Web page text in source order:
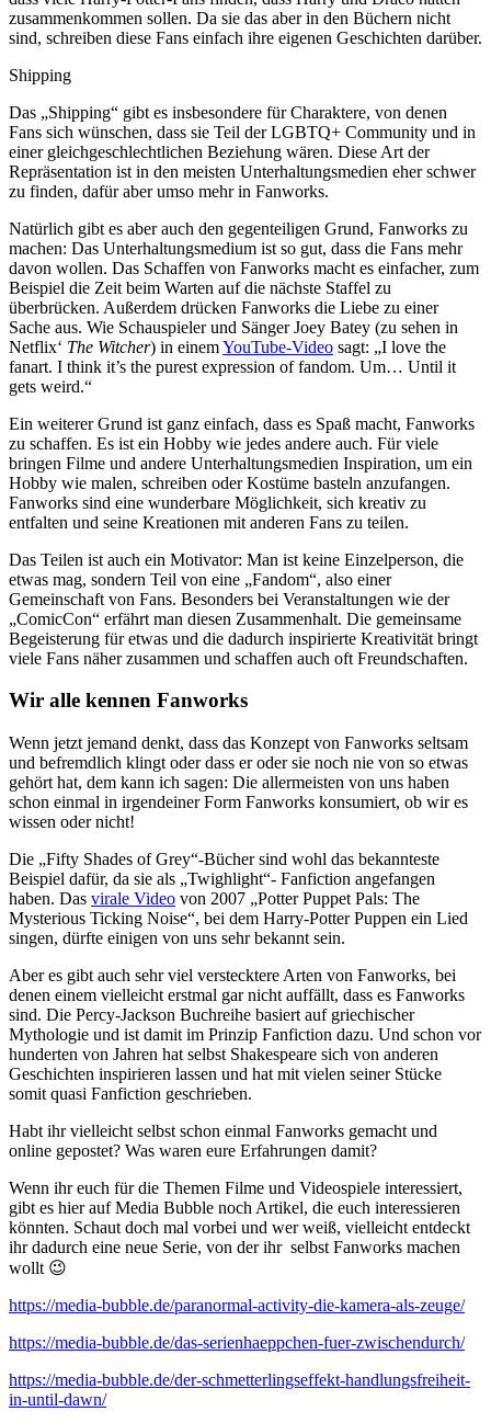
zusammenkommen sollen. Da sie das aber in den Büchern nicht
sind, schreiben diese Fans einfach ihre eigenen Geschichten darüber.
Shipping
Das „Shipping“ gibt es insbesondere für Charaktere, von denen
Fans sich wünschen, dass sie Teil der LGBTQ+ Community und in
einer gleichgeschlechtlichen Beziehung wären. Diese Art der
Repräsentation ist in den meisten Unterhaltungsmedien eher schwer
zu finden, dafür aber umso mehr in Fanworks.
Natürlich gibt es aber auch den gegenteiligen Grund, Fanworks zu
machen: Das Unterhaltungsmedium ist so gut, dass die Fans mehr
davon wollen. Das Schaffen von Fanworks macht es einfacher, zum
Beispiel die Zeit beim Warten auf die nächste Staffel zu
überbrücken. Außerdem drücken Fanworks die Liebe zu einer
Sache aus. Wie Schauspieler und Sänger Joey Batey (zu sehen in
Netflix‘ The Witcher) in einemYouTube-Video sagt: „I love the
fanart. I think it’s the purest expression of fandom. Um… Until it
gets weird.“
Ein weiterer Grund ist ganz einfach, dass es Spaß macht, Fanworks
zu schaffen. Es ist ein Hobby wie jedes andere auch. Für viele
bringen Filme und andere Unterhaltungsmedien Inspiration, um ein
Hobby wie malen, schreiben oder Kostüme basteln anzufangen.
Fanworks sind eine wunderbare Möglichkeit, sich kreativ zu
entfalten und seine Kreationen mit anderen Fans zu teilen.
Das Teilen ist auch ein Motivator: Man ist keine Einzelperson, die
etwas mag, sondern Teil von eine „Fandom“, also einer
Gemeinschaft von Fans. Besonders bei Veranstaltungen wie der
„ComicCon“ erfährt man diesen Zusammenhalt. Die gemeinsame
Begeisterung für etwas und die dadurch inspirierte Kreativität bringt
viele Fans näher zusammen und schaffen auch oft Freundschaften.
Wir alle kennen Fanworks
Wenn jetzt jemand denkt, dass das Konzept von Fanworks seltsam
und befremdlich klingt oder dass er oder sie noch nie von so etwas
gehört hat, dem kann ich sagen: Die allermeisten von uns haben
schon einmal in irgendeiner Form Fanworks konsumiert, ob wir es
wissen oder nicht!
Die „Fifty Shades of Grey“-Bücher sind wohl das bekannteste
Beispiel dafür, da sie als „Twighlight“- Fanfiction angefangen
haben. Das virale Video von 2007 „Potter Puppet Pals: The
Mysterious Ticking Noise“, bei dem Harry-Potter Puppen ein Lied
singen, dürfte einigen von uns sehr bekannt sein.
Aber es gibt auch sehr viel verstecktere Arten von Fanworks, bei
denen einem vielleicht erstmal gar nicht auffällt, dass es Fanworks
sind. Die Percy-Jackson Buchreihe basiert auf griechischer
Mythologie und ist damit im Prinzip Fanfiction dazu. Und schon vor
hunderten von Jahren hat selbst Shakespeare sich von anderen
Geschichten inspirieren lassen und hat mit vielen seiner Stücke
somit quasi Fanfiction geschrieben.
Habt ihr vielleicht selbst schon einmal Fanworks gemacht und
online gepostet? Was waren eure Erfahrungen damit?
Wenn ihr euch für die Themen Filme und Videospiele interessiert,
gibt es hier auf Media Bubble noch Artikel, die euch interessieren
könnten. Schaut doch mal vorbei und wer weiß, vielleicht entdeckt
ihr dadurch eine neue Serie, von der ihr selbst Fanworks machen
wollt 😉
https://media-bubble.de/paranormal-activity-die-kamera-als-zeuge/
https://media-bubble.de/das-serienhaeppchen-fuer-zwischendurch/
https://media-bubble.de/der-schmetterlingseffekt-handlungsfreiheit-
in-until-dawn/